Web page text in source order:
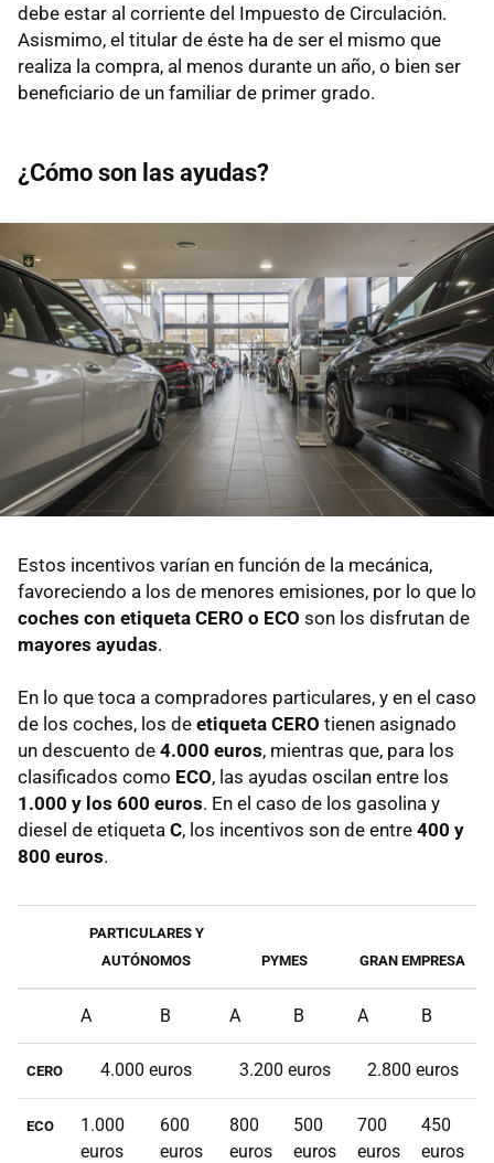
debe estar al corriente del Impuesto de Circulación.
Asismimo, el titular de éste ha de ser el mismo que
realiza la compra, al menos durante un año, o bien ser
beneficiario de un familiar de primer grado.
¿Cómo son las ayudas?
Estos incentivos varían en función de la mecánica,
favoreciendo a los de menores emisiones, por lo que lo
coches con etiqueta CERO o ECO son los disfrutan de
mayores ayudas.
En lo que toca a compradores particulares, y en el caso
de los coches, los de etiqueta CERO tienen asignado
un descuento de 4.000 euros, mientras que, para los
clasificados como ECO, las ayudas oscilan entre los
1.000 y los 600 euros. En el caso de los gasolina y
diesel de etiqueta C, los incentivos son de entre 400 y
800 euros.
PARTICULARES Y
AUTÓNOMOS
PYMES GRAN EMPRESA
A B A B A B
CERO 4.000 euros 3.200 euros 2.800 euros
ECO
1.000
euros
600
euros
800
euros
500
euros
700
euros
450
euros